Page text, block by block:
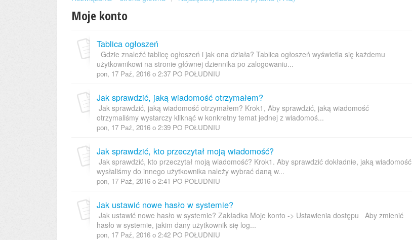
Moje konto
Tablica ogłoszeń
Gdzie znaleźć tablicę ogłoszeń i jak ona działa? Tablica ogłoszeń wyświetla się każdemu
użytkownikowi na stronie głównej dziennika po zalogowaniu...
pon, 17 Paź, 2016 o 2:37 PO POŁUDNIU
Jak sprawdzić, jaką wiadomość otrzymałem?
Jak sprawdzić, jaką wiadomość otrzymałem? Krok1, Aby sprawdzić, jaką wiadomość
otrzymaliśmy wystarczy kliknąć w konkretny temat jednej z wiadomoś...
pon, 17 Paź, 2016 o 2:39 PO POŁUDNIU
Jak sprawdzić, kto przeczytał moją wiadomość?
Jak sprawdzić, kto przeczytał moją wiadomość? Krok1. Aby sprawdzić dokładnie, jaką wiadomość
wysłaliśmy do innego użytkownika należy wybrać daną w...
pon, 17 Paź, 2016 o 2:41 PO POŁUDNIU
Jak ustawić nowe hasło w systemie?
Jak ustawić nowe hasło w systemie? Zakładka Moje konto -> Ustawienia dostępu Aby zmienić
hasło w systemie, jakim dany użytkownik się log...
pon, 17 Paź, 2016 o 2:42 PO POŁUDNIU